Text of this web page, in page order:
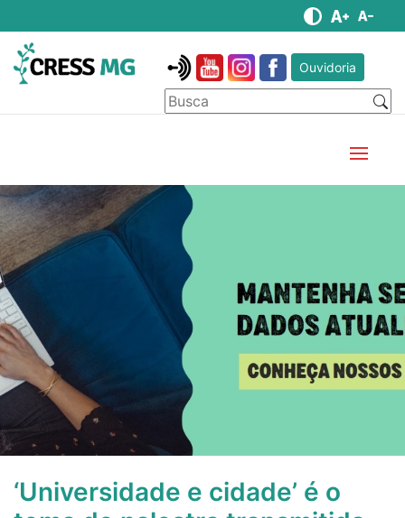
Ouvidoria
‘Universidade e cidade’ é o